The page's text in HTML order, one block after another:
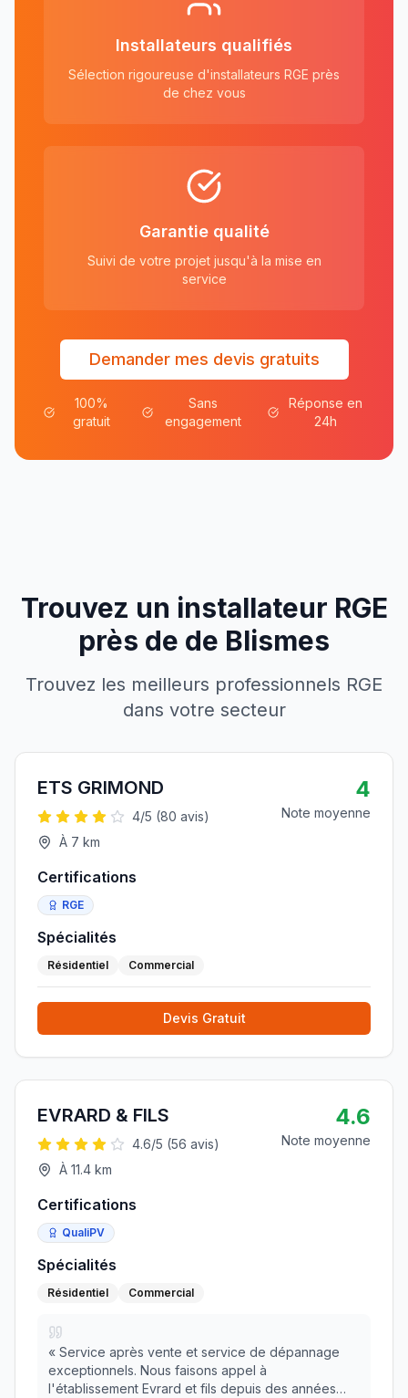
Installateurs qualifiés
Sélection rigoureuse d'installateurs RGE près
de chez vous
Garantie qualité
Suivi de votre projet jusqu'à la mise en
service
Demander mes devis gratuits
100%
gratuit
Sans
engagement
Réponse en
24h
Trouvez un installateur RGE
près de de Blismes
Trouvez les meilleurs professionnels RGE
dans votre secteur
ETS GRIMOND
4/5 (80 avis)
À 7 km
4
Note moyenne
Certifications
RGE
Spécialités
Résidentiel Commercial
Devis Gratuit
EVRARD & FILS
4.6/5 (56 avis)
À 11.4 km
4.6
Note moyenne
Certifications
QualiPV
Spécialités
Résidentiel Commercial
« Service après vente et service de dépannage
exceptionnels. Nous faisons appel à
l'établissement Evrard et fils depuis des années